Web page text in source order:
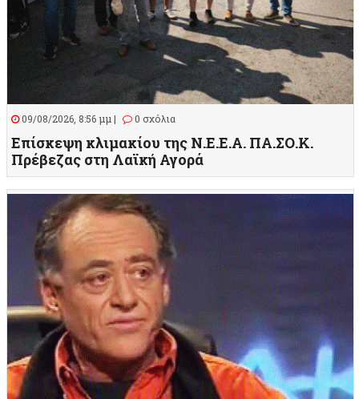
09/08/2026, 8:56 μμ | 0 σχόλια
Επίσκεψη κλιμακίου της Ν.Ε.Ε.Α. ΠΑ.ΣΟ.Κ.
Πρέβεζας στη Λαϊκή Αγορά